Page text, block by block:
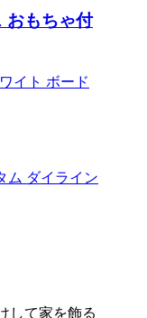
おもちゃ付